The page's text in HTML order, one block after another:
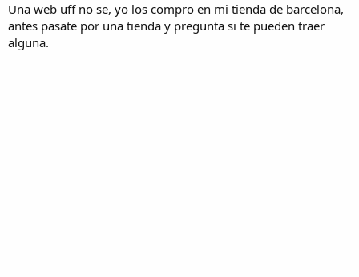
Una web uff no se, yo los compro en mi tienda de barcelona,
antes pasate por una tienda y pregunta si te pueden traer
alguna.